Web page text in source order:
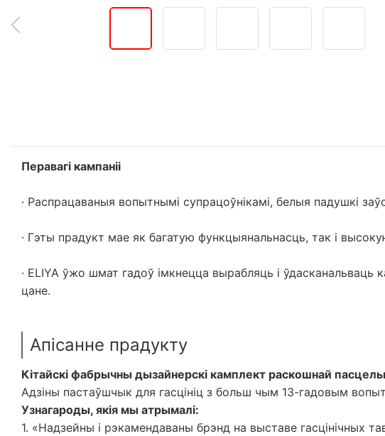
Перавагі кампаніі
· Распрацаваныя вопытнымі супрацоўнікамі, белыя падушкі
· Гэты прадукт мае як багатую функцыянальнасць, так і
· ELIYA ўжо шмат гадоў імкнецца вырабляць і
цане.
Апісанне прадукту
Кітайскі фабрычны дызайнерскі камплект раскошнай
Адзіны пастаўшчык для гасцініц з больш чым 13-гадовым
Узнагароды, якія мы атрымалі:
1. «Надзейны і рэкамендаваны брэнд на выставе гасцінічных